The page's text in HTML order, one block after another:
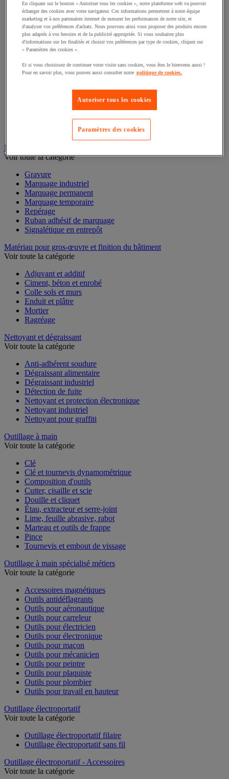
Balance industrielle
Compteur et compteur-métreur
Dynamomètre
Équipement optique
Instrument de mesure de laboratoire
Mesure de la vitesse
Mesure de l'environnement
Mesure et repère de chantier
Mesure topographique
Mesureur et détecteur d'épaisseur
Thermomètre et thermohygromètre
Marquage
Voir toute la catégorie
Gravure
Marquage industriel
Marquage permanent
Marquage temporaire
Repérage
Ruban adhésif de marquage
Signalétique en entrepôt
Matériau pour gros-œuvre et finition du bâtiment
Voir toute la catégorie
Adjuvant et additif
Ciment, béton et enrobé
Colle sols et murs
Enduit et plâtre
Mortier
Ragréage
Nettoyant et dégraissant
Voir toute la catégorie
Anti-adhérent soudure
Dégraissant alimentaire
Dégraissant industriel
Détection de fuite
Nettoyant et protection électronique
Nettoyant industriel
Nettoyant pour graffiti
Outillage à main
Voir toute la catégorie
Clé
Clé et tournevis dynamométrique
Composition d'outils
Cutter, cisaille et scie
Douille et cliquet
Étau, extracteur et serre-joint
Lime, feuille abrasive, rabot
Marteau et outils de frappe
Pince
Tournevis et embout de vissage
Outillage à main spécialisé métiers
Voir toute la catégorie
Accessoires magnétiques
Outils antidéflagrants
Outils pour aéronautique
Outils pour carreleur
Outils pour électricien
Outils pour électronique
Outils pour maçon
Outils pour mécanicien
Outils pour peintre
Outils pour plaquiste
Outils pour plombier
Outils pour travail en hauteur
Outillage électroportatif
Voir toute la catégorie
Outillage électroportatif filaire
Outillage électroportatif sans fil
Outillage électroportatif - Accessoires
Voir toute la catégorie
En cliquant sur le bouton « Autoriser tous les cookies », notre plateforme web va pouvoir
échanger des cookies avec votre navigateur. Ces informations permettent à notre équipe
marketing et à nos partenaires internet de mesurer les performances de notre site, et
d'analyser vos préférences d'achats. Nous pouvons ainsi vous proposer des produits encore
plus adaptés à vos besoins et de la publicité appropriée. Si vous souhaitez plus
d'informations sur les finalités et choisir vos préférences par type de cookies, cliquez sur
« Paramètres des cookies ».
Et si vous choisissez de continuer votre visite sans cookies, vous êtes le bienvenu aussi !
Pour en savoir plus, vous pouvez aussi consulter notre politique de cookies.
Autoriser tous les cookies
Paramètres des cookies